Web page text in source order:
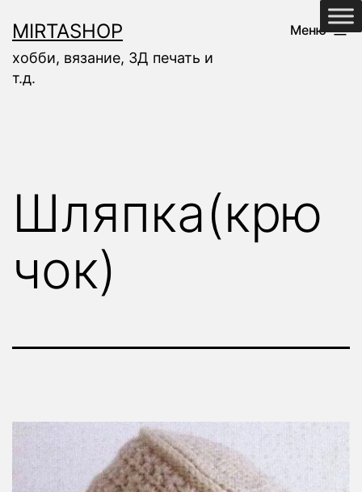
содержимому
MIRTASHOP
хобби, вязание, 3Д печать и
т.д.
Меню
Шляпка(крю
чок)